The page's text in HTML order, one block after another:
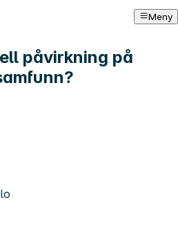
Meny
påvirkning på